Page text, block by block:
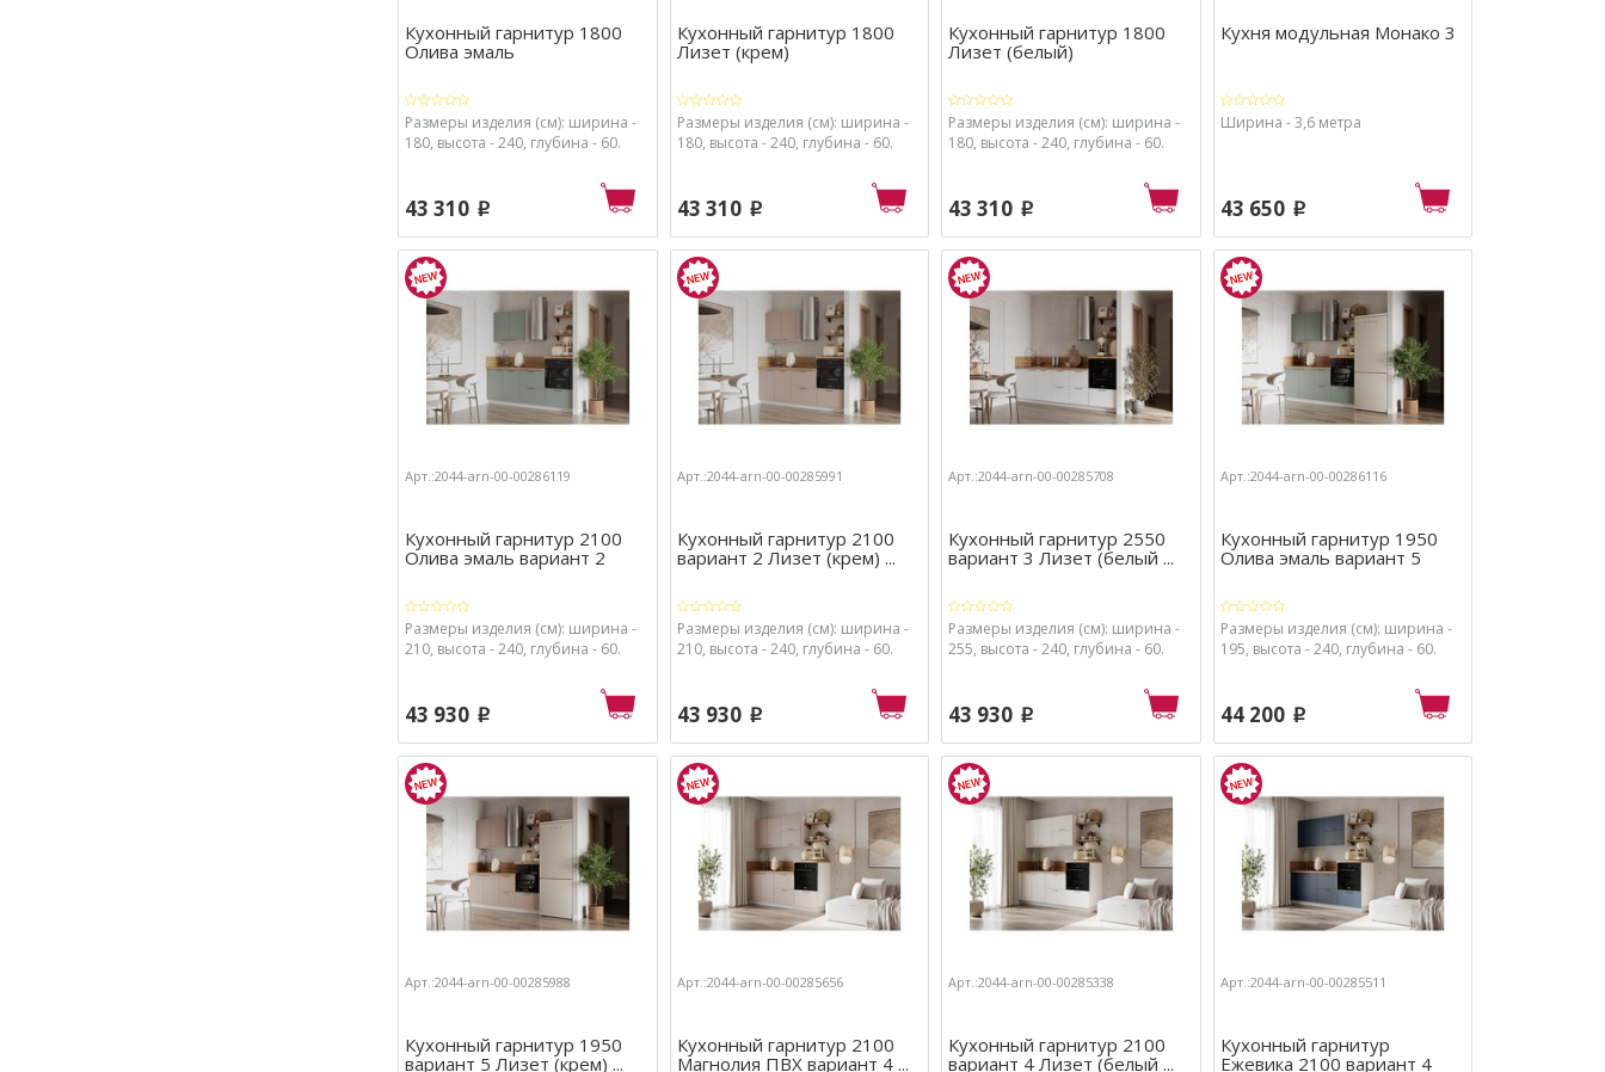
Кухонный гарнитур 1800
Олива эмаль
Размеры изделия (см): ширина -
180, высота - 240, глубина - 60.
43 310 p
Кухонный гарнитур 1800
Лизет (крем)
Размеры изделия (см): ширина -
180, высота - 240, глубина - 60.
43 310 p
Кухонный гарнитур 1800
Лизет (белый)
Размеры изделия (см): ширина -
180, высота - 240, глубина - 60.
43 310 p
Кухня модульная Монако 3
Ширина - 3,6 метра
43 650 p
Арт.:2044-arn-00-00286119
Кухонный гарнитур 2100
Олива эмаль вариант 2
Размеры изделия (см): ширина -
210, высота - 240, глубина - 60.
43 930 p
Арт.:2044-arn-00-00285991
Кухонный гарнитур 2100
вариант 2 Лизет (крем) ...
Размеры изделия (см): ширина -
210, высота - 240, глубина - 60.
43 930 p
Арт.:2044-arn-00-00285708
Кухонный гарнитур 2550
вариант 3 Лизет (белый ...
Размеры изделия (см): ширина -
255, высота - 240, глубина - 60.
43 930 p
Арт.:2044-arn-00-00286116
Кухонный гарнитур 1950
Олива эмаль вариант 5
Размеры изделия (см): ширина -
195, высота - 240, глубина - 60.
44 200 p
Арт.:2044-arn-00-00285988
Кухонный гарнитур 1950
вариант 5 Лизет (крем) ...
Арт.:2044-arn-00-00285656
Кухонный гарнитур 2100
Магнолия ПВХ вариант 4 ...
Арт.:2044-arn-00-00285338
Кухонный гарнитур 2100
вариант 4 Лизет (белый ...
Арт.:2044-arn-00-00285511
Кухонный гарнитур
Ежевика 2100 вариант 4